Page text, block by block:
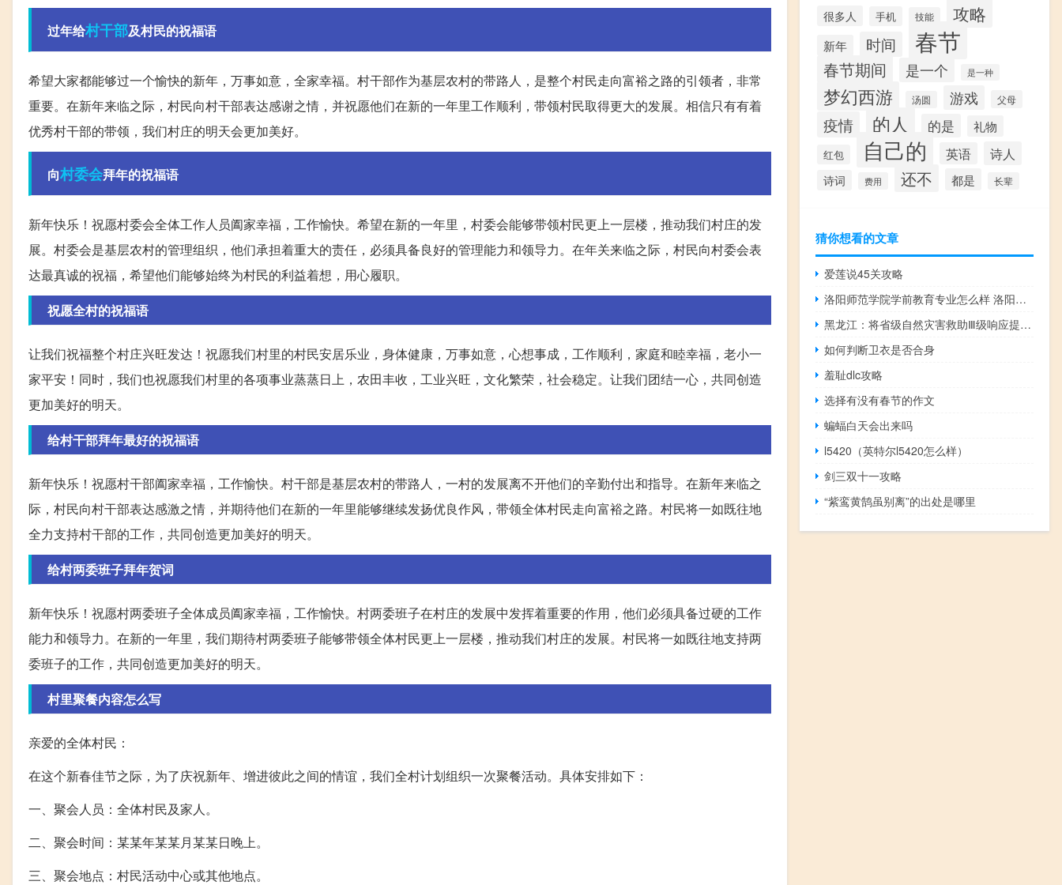
过年给村干部及村民的祝福语
希望大家都能够过一个愉快的新年，万事如意，全家幸福。村干部作为基层农村的带路人，是整个村民走向富裕之路的引领者，非常
重要。在新年来临之际，村民向村干部表达感谢之情，并祝愿他们在新的一年里工作顺利，带领村民取得更大的发展。相信只有有着
优秀村干部的带领，我们村庄的明天会更加美好。
向村委会拜年的祝福语
新年快乐！祝愿村委会全体工作人员阖家幸福，工作愉快。希望在新的一年里，村委会能够带领村民更上一层楼，推动我们村庄的发
展。村委会是基层农村的管理组织，他们承担着重大的责任，必须具备良好的管理能力和领导力。在年关来临之际，村民向村委会表
达最真诚的祝福，希望他们能够始终为村民的利益着想，用心履职。
祝愿全村的祝福语
让我们祝福整个村庄兴旺发达！祝愿我们村里的村民安居乐业，身体健康，万事如意，心想事成，工作顺利，家庭和睦幸福，老小一
家平安！同时，我们也祝愿我们村里的各项事业蒸蒸日上，农田丰收，工业兴旺，文化繁荣，社会稳定。让我们团结一心，共同创造
更加美好的明天。
给村干部拜年最好的祝福语
新年快乐！祝愿村干部阖家幸福，工作愉快。村干部是基层农村的带路人，一村的发展离不开他们的辛勤付出和指导。在新年来临之
际，村民向村干部表达感激之情，并期待他们在新的一年里能够继续发扬优良作风，带领全体村民走向富裕之路。村民将一如既往地
全力支持村干部的工作，共同创造更加美好的明天。
给村两委班子拜年贺词
新年快乐！祝愿村两委班子全体成员阖家幸福，工作愉快。村两委班子在村庄的发展中发挥着重要的作用，他们必须具备过硬的工作
能力和领导力。在新的一年里，我们期待村两委班子能够带领全体村民更上一层楼，推动我们村庄的发展。村民将一如既往地支持两
委班子的工作，共同创造更加美好的明天。
村里聚餐内容怎么写
亲爱的全体村民：
在这个新春佳节之际，为了庆祝新年、增进彼此之间的情谊，我们全村计划组织一次聚餐活动。具体安排如下：
一、聚会人员：全体村民及家人。
二、聚会时间：某某年某某月某某日晚上。
三、聚会地点：村民活动中心或其他地点。
很多人 手机 技能 攻略
新年 时间 春节
春节期间 是一个 是一种
梦幻西游 汤圆 游戏 父母
疫情 的人 的是 礼物
红包 自己的 英语 诗人
诗词 费用 还不 都是 长辈
猜你想看的文章
爱莲说45关攻略
洛阳师范学院学前教育专业怎么样 洛阳师范学院怎么样
黑龙江：将省级自然灾害救助Ⅲ级响应提升至Ⅱ级
如何判断卫衣是否合身
羞耻dlc攻略
选择有没有春节的作文
蝙蝠白天会出来吗
l5420（英特尔l5420怎么样）
剑三双十一攻略
“紫鸾黄鹄虽别离”的出处是哪里